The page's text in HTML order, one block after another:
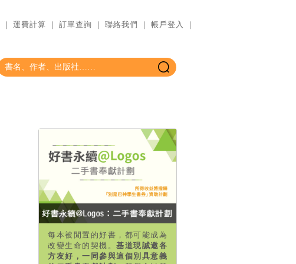
｜ 運費計算 ｜ 訂單查詢 ｜ 聯絡我們 ｜ 帳戶登入 ｜
每本被閒置的好書，都可能成為
改變生命的契機。基道現誠邀各
方友好，一同參與這個別具意義